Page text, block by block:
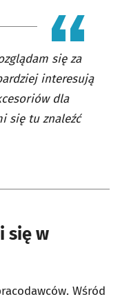
się za
interesują
dla
się tu znaleźć
się w
Wśród